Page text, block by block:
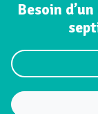
Besoin